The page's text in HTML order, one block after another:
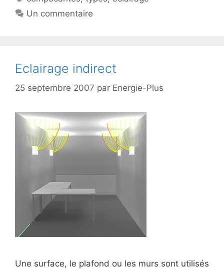
Un commentaire
Eclairage indirect
25 septembre 2007 par Energie-Plus
Une surface, le plafond ou les murs sont utilisés